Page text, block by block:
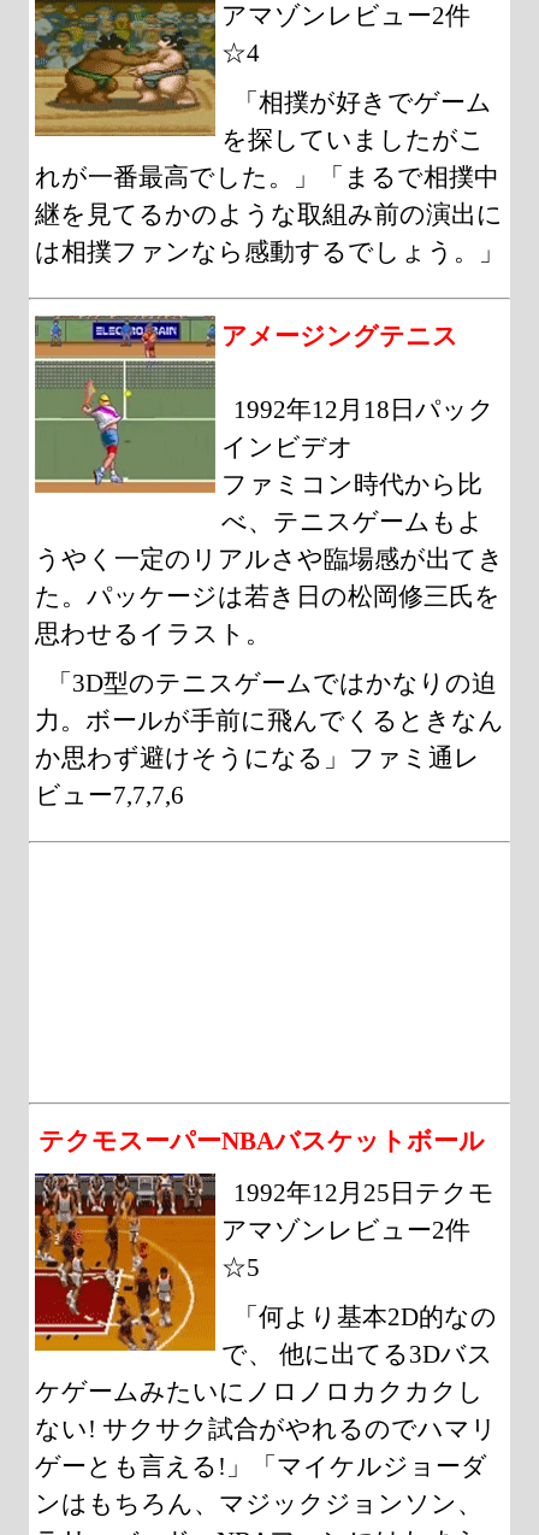
アマゾンレビュー2件
☆4
「相撲が好きでゲーム
を探していましたがこ
れが一番最高でした。」「まるで相撲中
継を見てるかのような取組み前の演出に
は相撲ファンなら感動するでしょう。」
アメージングテニス
1992年12月18日パック
インビデオ
ファミコン時代から比
べ、テニスゲームもよ
うやく一定のリアルさや臨場感が出てき
た。パッケージは若き日の松岡修三氏を
思わせるイラスト。
「3D型のテニスゲームではかなりの迫
力。ボールが手前に飛んでくるときなん
か思わず避けそうになる」ファミ通レ
ビュー7,7,7,6
テクモスーパーNBAバスケットボール
1992年12月25日テクモ
アマゾンレビュー2件
☆5
「何より基本2D的なの
で、 他に出てる3Dバス
ケゲームみたいにノロノロカクカクし
ない! サクサク試合がやれるのでハマリ
ゲーとも言える!」「マイケルジョーダ
ンはもちろん、マジックジョンソン、